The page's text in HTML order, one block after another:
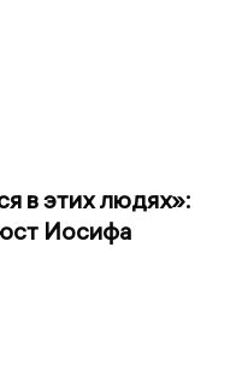
в этих людях»:
Иосифа